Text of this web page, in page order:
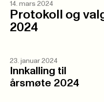
14. mars 2024
Protokoll og
2024
23. januar 2024
Innkalling til
årsmøte 2024